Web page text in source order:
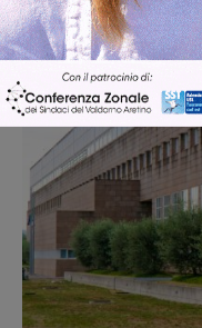
Ultime Notizie